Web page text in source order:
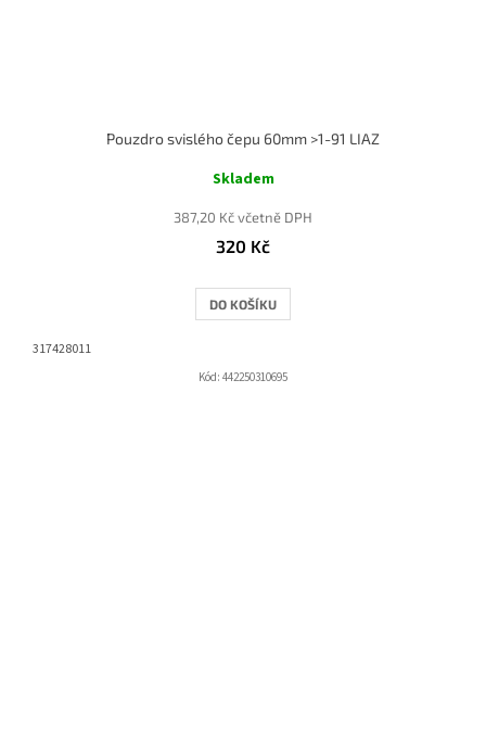
Pouzdro svislého čepu 60mm >1-91 LIAZ
Skladem
387,20 Kč včetně DPH
320 Kč
DO KOŠÍKU
317428011
Kód: 442250310695